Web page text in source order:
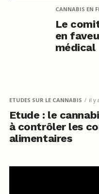
CANNABIS EN
Le
en
médical
ETUDES SUR LE CANNABIS il y
Etude : le
à contrôler les
alimentaires